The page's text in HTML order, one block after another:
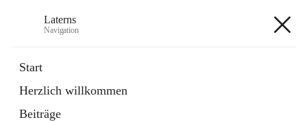
Laterns
Navigation
Start
Herzlich willkommen
Beiträge
11 Schnellzugriffe